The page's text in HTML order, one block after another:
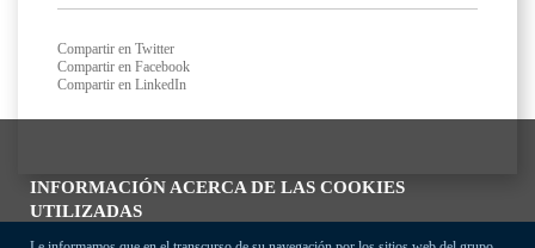
INFORMACIÓN ACERCA DE LAS COOKIES
UTILIZADAS
Compartir en Twitter
Compartir en Facebook
Compartir en LinkedIn